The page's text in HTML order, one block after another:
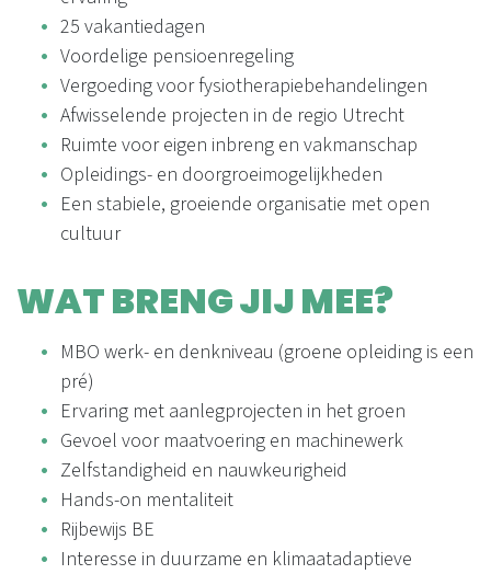
25 vakantiedagen
Voordelige pensioenregeling
Vergoeding voor fysiotherapiebehandelingen
Afwisselende projecten in de regio Utrecht
Ruimte voor eigen inbreng en vakmanschap
Opleidings- en doorgroeimogelijkheden
Een stabiele, groeiende organisatie met open
cultuur
WAT BRENG JIJ MEE?
MBO werk- en denkniveau (groene opleiding is een
pré)
Ervaring met aanlegprojecten in het groen
Gevoel voor maatvoering en machinewerk
Zelfstandigheid en nauwkeurigheid
Hands-on mentaliteit
Rijbewijs BE
Interesse in duurzame en klimaatadaptieve